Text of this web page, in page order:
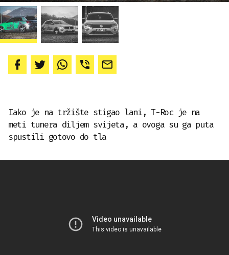
Iako je na tržište stigao lani, T-Roc je na
meti tunera diljem svijeta, a ovoga su ga puta
spustili gotovo do tla